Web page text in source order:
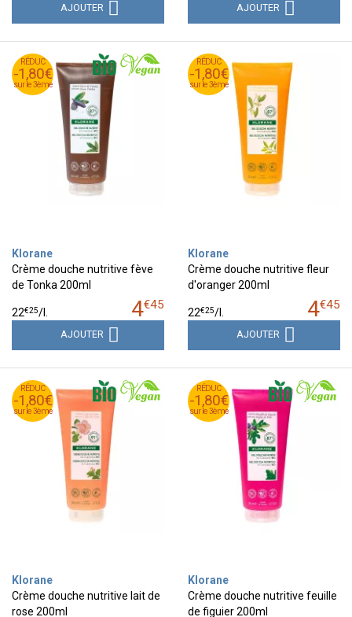
AJOUTER AJOUTER
RÉDUC
-1,80€
sur le 3ème
RÉDUC
-1,80€
sur le 3ème
Klorane
Crème douche nutritive fève
de Tonka 200ml
4€45
22€25/l.
AJOUTER
RÉDUC
-1,80€
sur le 3ème
RÉDUC
-1,80€
sur le 3ème
Klorane
Crème douche nutritive fleur
d'oranger 200ml
4€45
22€25/l.
AJOUTER
RÉDUC
-1,80€
sur le 3ème
RÉDUC
-1,80€
sur le 3ème
Klorane
Crème douche nutritive lait de
rose 200ml
RÉDUC
-1,80€
sur le 3ème
RÉDUC
-1,80€
sur le 3ème
Klorane
Crème douche nutritive feuille
de figuier 200ml